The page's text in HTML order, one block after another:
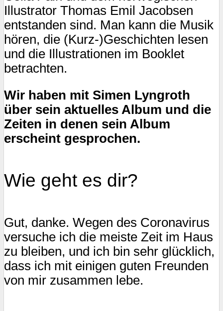
Illustrator Thomas Emil Jacobsen
entstanden sind. Man kann die Musik
hören, die (Kurz-)Geschichten lesen
und die Illustrationen im Booklet
betrachten.
Wir haben mit Simen Lyngroth
über sein aktuelles Album und die
Zeiten in denen sein Album
erscheint gesprochen.
Wie geht es dir?
Gut, danke. Wegen des Coronavirus
versuche ich die meiste Zeit im Haus
zu bleiben, und ich bin sehr glücklich,
dass ich mit einigen guten Freunden
von mir zusammen lebe.